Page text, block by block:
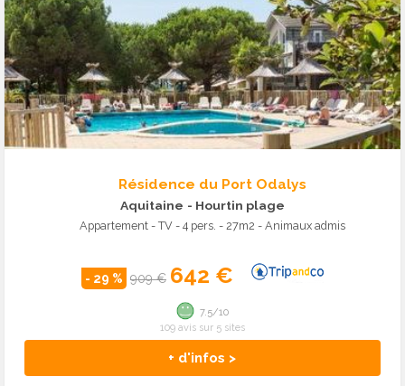
Résidence du Port Odalys
Aquitaine - Hourtin plage
Appartement - TV - 4 pers. - 27m2 - Animaux admis
- 29 % 909 € 642 €
+ d'infos >
7.5/10
109 avis sur 5 sites